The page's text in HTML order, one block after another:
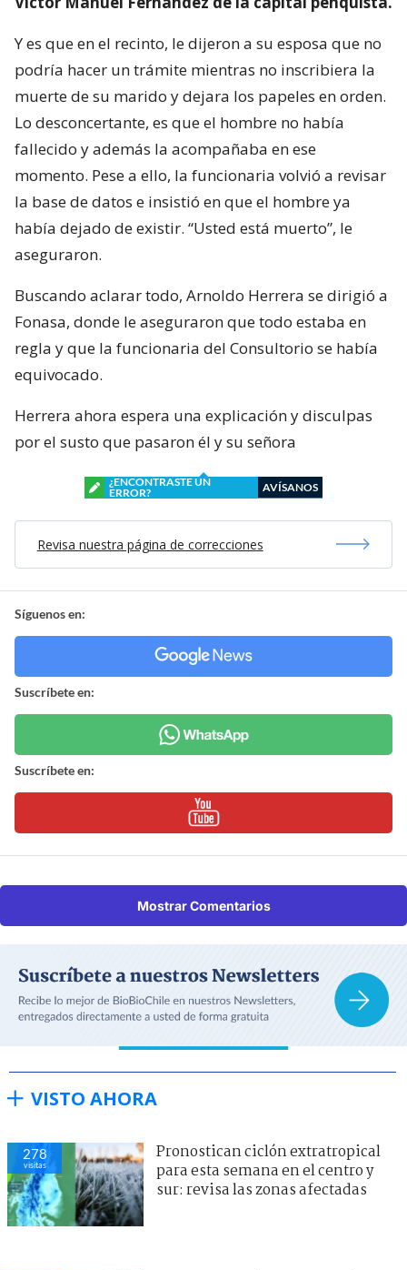
Y es que en el recinto, le dijeron a su esposa que no
podría hacer un trámite mientras no inscribiera la
muerte de su marido y dejara los papeles en orden.
Lo desconcertante, es que el hombre no había
fallecido y además la acompañaba en ese
momento. Pese a ello, la funcionaria volvió a revisar
la base de datos e insistió en que el hombre ya
había dejado de existir. “Usted está muerto”, le
aseguraron.
Buscando aclarar todo, Arnoldo Herrera se dirigió a
Fonasa, donde le aseguraron que todo estaba en
regla y que la funcionaria del Consultorio se había
equivocado.
Herrera ahora espera una explicación y disculpas
por el susto que pasaron él y su señora
¿ENCONTRASTE UN
ERROR?
AVÍSANOS
Revisa nuestra página de correcciones
Síguenos en:
Suscríbete en:
Suscríbete en:
Mostrar Comentarios
VISTO AHORA
278
visitas
Pronostican ciclón extratropical
para esta semana en el centro y
sur: revisa las zonas afectadas